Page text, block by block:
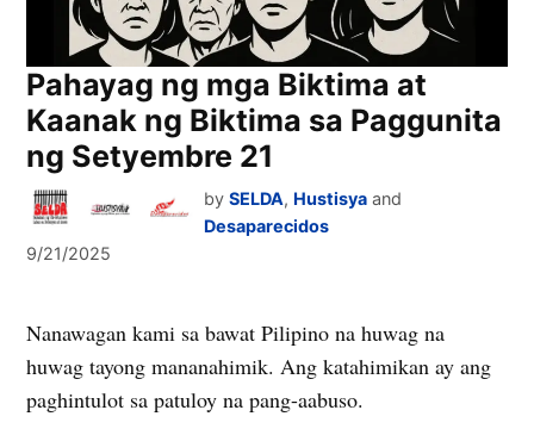
Pahayag ng mga Biktima at
Kaanak ng Biktima sa Paggunita
ng Setyembre 21
by SELDA, Hustisyaand
Desaparecidos
9/21/2025
Nanawagan kami sa bawat Pilipino na huwag na
huwag tayong mananahimik. Ang katahimikan ay ang
paghintulot sa patuloy na pang-aabuso.